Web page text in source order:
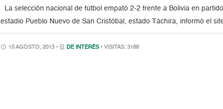
La selección nacional de fútbol empató 2-2 frente a Bolivia en
estadio Pueblo Nuevo de San Cristóbal, estado Táchira, informó el
15 AGOSTO, 2013 • DE INTERÉS • VISITAS: 3188